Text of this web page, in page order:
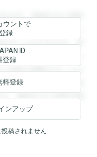
ます。登録すると回答
と回答を閲覧すること
ることができます。登
す。登録すると回答を
回答を閲覧することが
ことができます。登録
。登録すると回答を閲
ウントで
録
ID
登録
料登録
ンアップ
稿されません